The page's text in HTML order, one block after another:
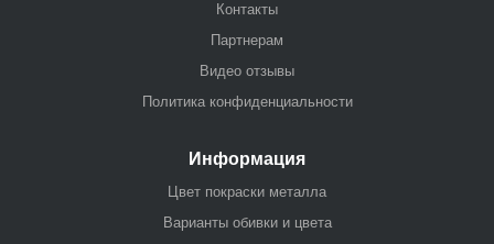
Контакты
Партнерам
Видео отзывы
Политика конфиденциальности
Информация
Цвет покраски металла
Варианты обивки и цвета